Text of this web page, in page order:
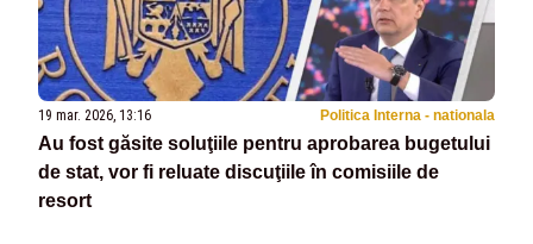
19 mar. 2026, 13:16 Politica Interna - nationala
Au fost găsite soluţiile pentru aprobarea bugetului
de stat, vor fi reluate discuţiile în comisiile de
resort